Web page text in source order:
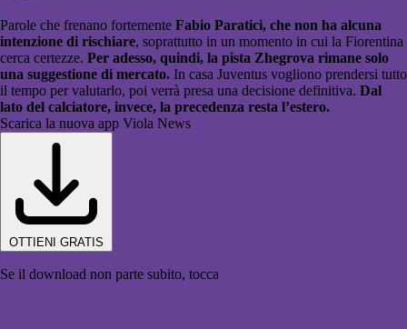
Parole che frenano fortemente Fabio Paratici, che non ha alcuna
intenzione di rischiare, soprattutto in un momento in cui la Fiorentina
cerca certezze. Per adesso, quindi, la pista Zhegrova rimane solo
una suggestione di mercato. In casa Juventus vogliono prendersi tutto
il tempo per valutarlo, poi verrà presa una decisione definitiva. Dal
lato del calciatore, invece, la precedenza resta l’estero.
Scarica la nuova app Viola News
OTTIENI GRATIS
Se il download non parte subito, tocca